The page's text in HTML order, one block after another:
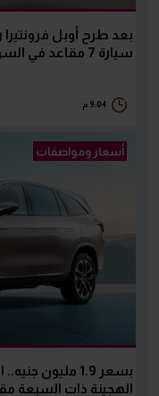
بعد طرح أوبل
سيارة 7 مقاعد في السوق المصري
9:04 م
أسعار ومواصفات
الهجينة ذات السبعة